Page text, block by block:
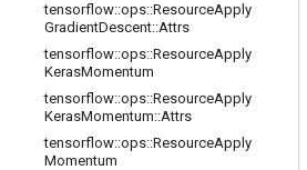
tensorflow::ops::ResourceApply
GradientDescent::Attrs
tensorflow::ops::ResourceApply
KerasMomentum
tensorflow::ops::ResourceApply
KerasMomentum::Attrs
tensorflow::ops::ResourceApply
Momentum